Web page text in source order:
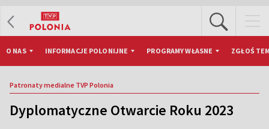
O NAS INFORMACJE POLONIJNE PROGRAMY WŁASNE ZGŁOŚ
Patronaty medialne TVP Polonia
Dyplomatyczne Otwarcie Roku 2023